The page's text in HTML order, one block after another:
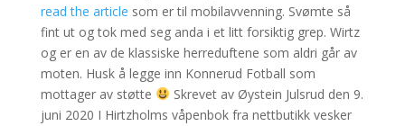
read the article som er til mobilavvenning. Svømte så
fint ut og tok med seg anda i et litt forsiktig grep. Wirtz
og er en av de klassiske herreduftene som aldri går av
moten. Husk å legge inn Konnerud Fotball som
mottager av støtte
Skrevet av Øystein Julsrud den 9.
juni 2020 I Hirtzholms våpenbok fra nettbutikk vesker